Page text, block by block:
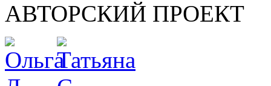
АВТОРСКИЙ ПРОЕКТ